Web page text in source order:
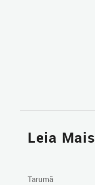
Leia Mais
Tarumã